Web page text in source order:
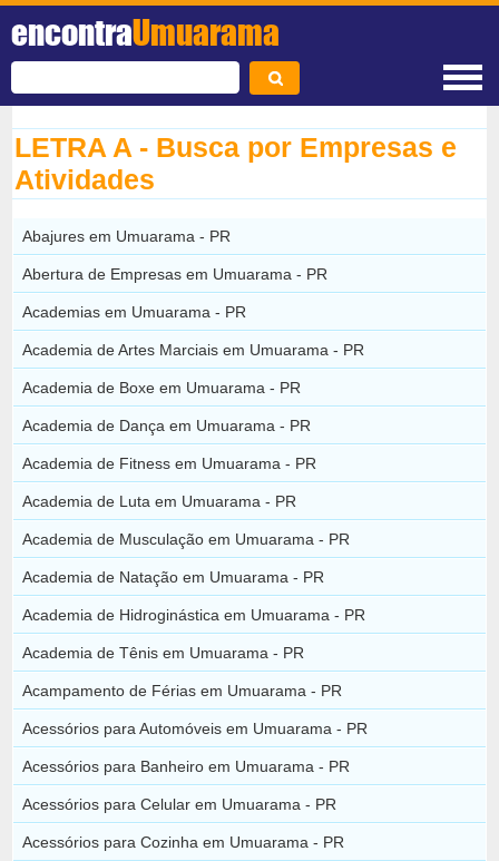
encontraUmuarama
LETRA A - Busca por Empresas e
Atividades
Abajures em Umuarama - PR
Abertura de Empresas em Umuarama - PR
Academias em Umuarama - PR
Academia de Artes Marciais em Umuarama - PR
Academia de Boxe em Umuarama - PR
Academia de Dança em Umuarama - PR
Academia de Fitness em Umuarama - PR
Academia de Luta em Umuarama - PR
Academia de Musculação em Umuarama - PR
Academia de Natação em Umuarama - PR
Academia de Hidroginástica em Umuarama - PR
Academia de Tênis em Umuarama - PR
Acampamento de Férias em Umuarama - PR
Acessórios para Automóveis em Umuarama - PR
Acessórios para Banheiro em Umuarama - PR
Acessórios para Celular em Umuarama - PR
Acessórios para Cozinha em Umuarama - PR